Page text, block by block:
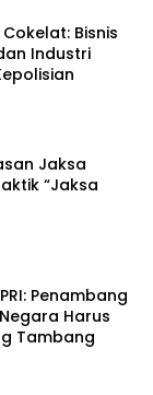
Bisnis
Industri
Jaksa
“Jaksa
Penambang
Harus
Tambang